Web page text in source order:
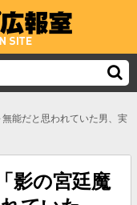
能だと思われていた男、実
影の宮廷魔